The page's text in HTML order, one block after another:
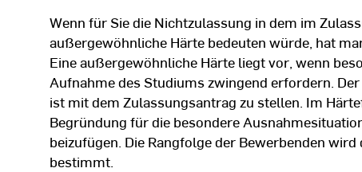
Wenn für Sie die Nichtzulassung in dem im
außergewöhnliche Härte bedeuten würde, hat
Eine außergewöhnliche Härte liegt vor, wenn
Aufnahme des Studiums zwingend erfordern.
ist mit dem Zulassungsantrag zu stellen. Im
Begründung für die besondere
beizufügen. Die Rangfolge der Bewerbenden
bestimmt.